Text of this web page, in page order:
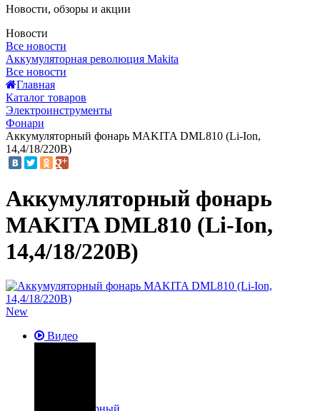
Новости, обзоры и акции
Новости
Все новости
Аккумуляторная революция Makita
Все новости
Главная
Каталог товаров
Электроинструменты
Фонари
Аккумуляторный фонарь MAKITA DML810 (Li-Ion,
14,4/18/220В)
Аккумуляторный фонарь
MAKITA DML810 (Li-Ion,
14,4/18/220В)
New
Видео